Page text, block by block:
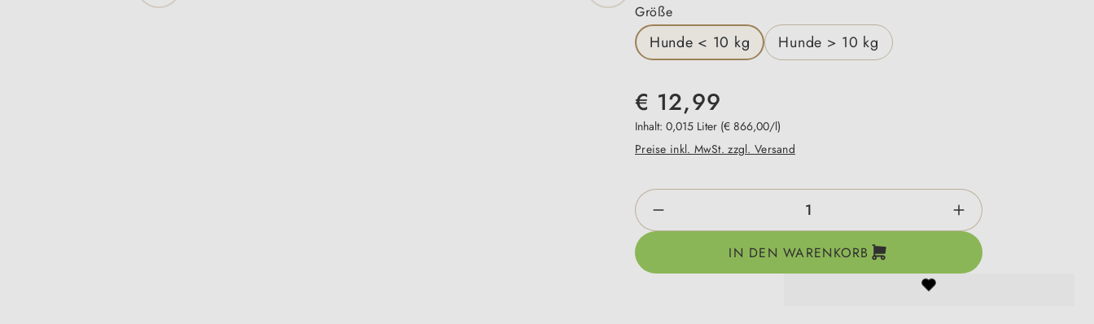
Größeauswählen
Hunde < 10 kg Hunde > 10 kg
€ 12,99
Inhalt: 0,015 Liter (€ 866,00/l)
Preise inkl. MwSt. zzgl. Versand
Produkt Anzahl: Gib den gewünschten Wert ein oder
IN DEN WARENKORB